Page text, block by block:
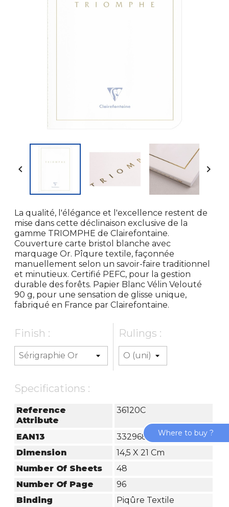
 
La qualité, l'élégance et l'excellence restent de
mise dans cette déclinaison exclusive de la
gamme TRIOMPHE de Clairefontaine.
Couverture carte bristol blanche avec
marquage Or. Pîqure textile, façonnée
manuellement selon un savoir-faire traditionnel
et minutieux. Certifié PEFC, pour la gestion
durable des forêts. Papier Blanc Vélin Velouté
90 g, pour une sensation de glisse unique,
fabriqué en France par Clairefontaine.
Finish : Rulings :
Specifications :
Reference
Attribute
36120C
EAN13
3329680361209
Dimension
14,5 X 21 Cm
Number Of Sheets
48
Number Of Page
96
Binding
Piqûre Textile
Where to buy ?